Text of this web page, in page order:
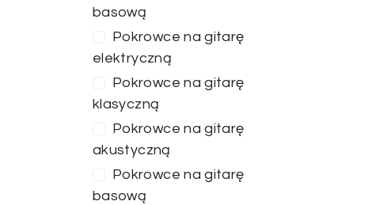
basową
Pokrowce na gitarę
elektryczną
Pokrowce na gitarę
klasyczną
Pokrowce na gitarę
akustyczną
Pokrowce na gitarę
basową